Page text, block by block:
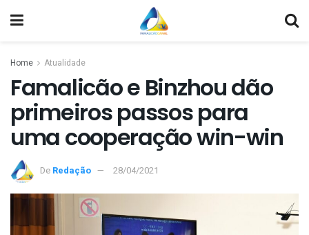
Home Atualidade
Famalicão e Binzhou dão
primeiros passos para
uma cooperação win-win
De Redação 28/04/2021